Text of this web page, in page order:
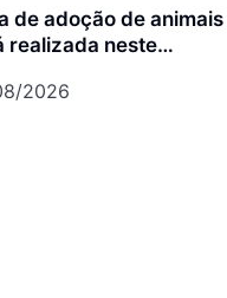
de adoção de animais
realizada neste
2026